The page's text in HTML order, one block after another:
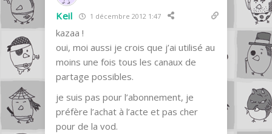
Keil 1 décembre 2012 1:47
kazaa !
oui, moi aussi je crois que j’ai utilisé au
moins une fois tous les canaux de
partage possibles.
je suis pas pour l’abonnement, je
préfère l’achat à l’acte et pas cher
pour de la vod.